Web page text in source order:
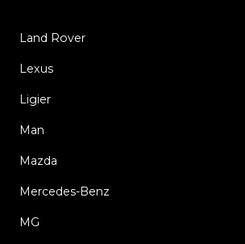
Land Rover
Lexus
Ligier
Man
Mazda
Mercedes-Benz
MG